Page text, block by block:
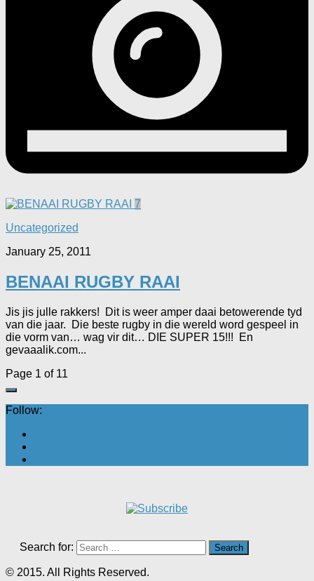
7
Uncategorized
January 25, 2011
BENAAI RUGBY RAAI
Jis jis julle rakkers! Dit is weer amper daai betowerende tyd
van die jaar. Die beste rugby in die wereld word gespeel in
die vorm van… wag vir dit… DIE SUPER 15!!! En
gevaaalik.com...
Page 1 of 11
Follow:
Search for:
© 2015. All Rights Reserved.